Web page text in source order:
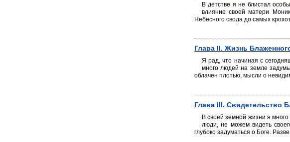
В детстве я не блистал
влияние своей матери
Небесного свода до самых
Глава II. Жизнь
Я рад, что начиная с
много людей на земле
облачен плотью, мысли о
Глава III. Свидетельство
В своей земной жизни я
люди, не можем видеть
глубоко задуматься о Боге.